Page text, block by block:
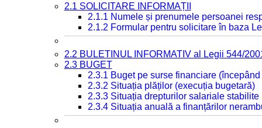
2.1 SOLICITARE INFORMAȚII
2.1.1 Numele și prenumele persoanei
2.1.2 Formular pentru solicitare în baza
2.2 BULETINUL INFORMATIV al Legii 544/
2.3 BUGET
2.3.1 Buget pe surse financiare
2.3.2 Situația plăților (execuția bugetară)
2.3.3 Situația drepturilor salariale
2.3.4 Situația anuală a finanțărilor